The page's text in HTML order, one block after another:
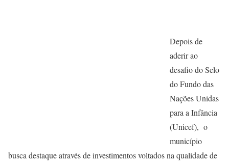
Depois de
aderir ao
desafio do Selo
do Fundo das
Nações Unidas
para a Infância
(Unicef), o
município
busca destaque através de investimentos voltados na qualidade de